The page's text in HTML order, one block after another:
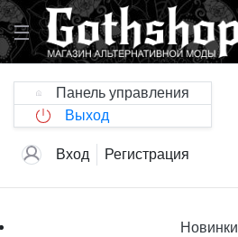
Панель управления
Выход
Вход Регистрация
Новинки